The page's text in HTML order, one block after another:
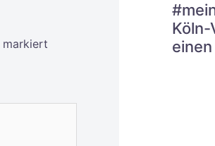
markiert
Köln-